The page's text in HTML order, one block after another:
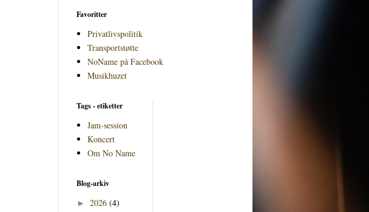
Favoritter
Privatlivspolitik
Transportstøtte
NoName på Facebook
Musikhuzet
Tags - etiketter
Jam-session
Koncert
Om No Name
Blog-arkiv
► 2026 (4)